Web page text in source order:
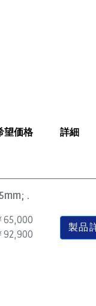
望価格 詳細
.
65,000
92,900
製品